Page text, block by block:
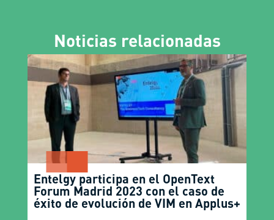
Noticias relacionadas
Entelgy participa en el OpenText
Forum Madrid 2023 con el caso de
éxito de evolución de VIM en Applus+